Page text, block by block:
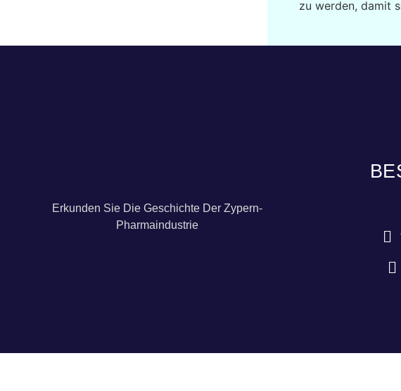
zu werden, damit
Erkunden Sie Die Geschichte Der Zypern-
Pharmaindustrie